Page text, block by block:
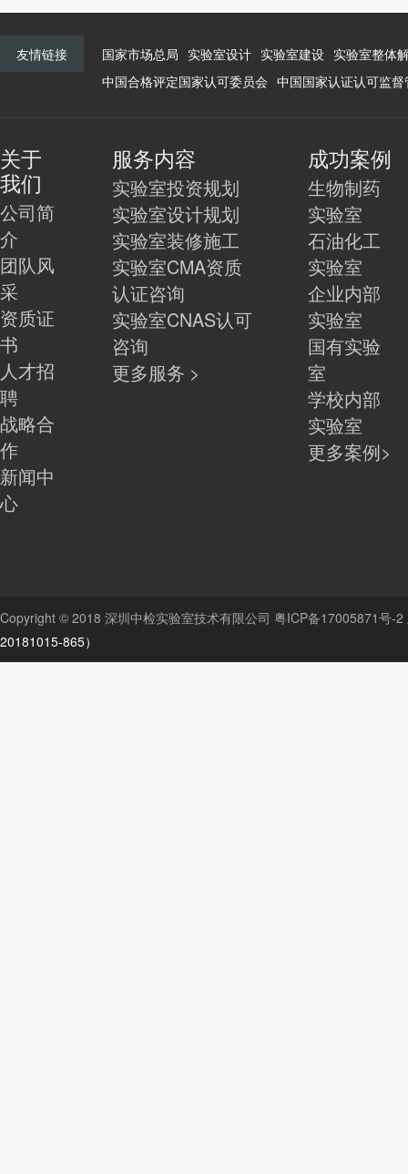
友情链接 国家市场总局 实验室设计 实验室建设 实验室整体
中国合格评定国家认可委员会 中国国家认证认可监
关于
我们
公司简
介
团队风
采
资质证
书
人才招
聘
战略合
作
新闻中
心
服务内容
实验室投资规划
实验室设计规划
实验室装修施工
实验室CMA资质
认证咨询
实验室CNAS认可
咨询
更多服务 >
成功案例
生物制药
实验室
石油化工
实验室
企业内部
实验室
国有实验
室
学校内部
实验室
更多案例>
Copyright © 2018 深圳中检实验室技术有限公司 粤ICP备17005871号-2
20181015-865）